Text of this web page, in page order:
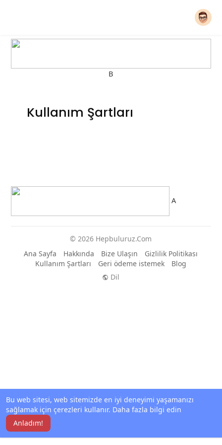
Bu web sitesi, web sitemizde en iyi deneyimi yaşamanızı
sağlamak için çerezleri kullanır. Daha fazla bilgi edin
Anladım!
B
Kullanım Şartları
A
© 2026 Hepbuluruz.Com
Ana Sayfa
Hakkında Bize Ulaşın
Gizlilik Politikası
Kullanım Şartları
Geri ödeme istemek
Blog
Dil